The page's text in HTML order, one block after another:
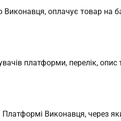
Виконавця, оплачує товар
платформи, перелік,
Виконавця, через